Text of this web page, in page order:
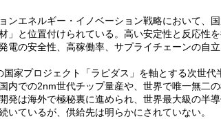
ンエネルギー・イノベーション戦略において、
」と位置付けられている。高い安定性と反応性
電の安全性、高稼働率、サプライチェーンの自
国家プロジェクト「ラピダス」を軸とする次世代
内での2nm世代チップ量産や、世界で唯一無二
発は海外で極秘裏に進められ、世界最大級の半
いているが、供給先は明らかにされていない。